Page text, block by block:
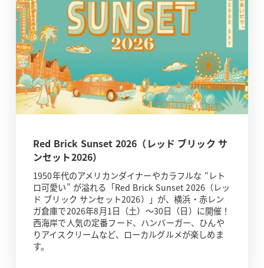
Red Brick Sunset 2026（レッド ブリック サ
ンセット2026）
1950年代のアメリカンダイナーやカラフルな “レト
ロ可愛い” が溢れる「Red Brick Sunset 2026（レッ
ド ブリック サンセット2026）」が、横浜・赤レン
ガ倉庫で2026年8月1日（土）～30日（日）に開催！
西海岸で人気の定番フード、ハンバーガー、ひんや
りアイスクリームなど、ローカルグルメが楽しめま
す。